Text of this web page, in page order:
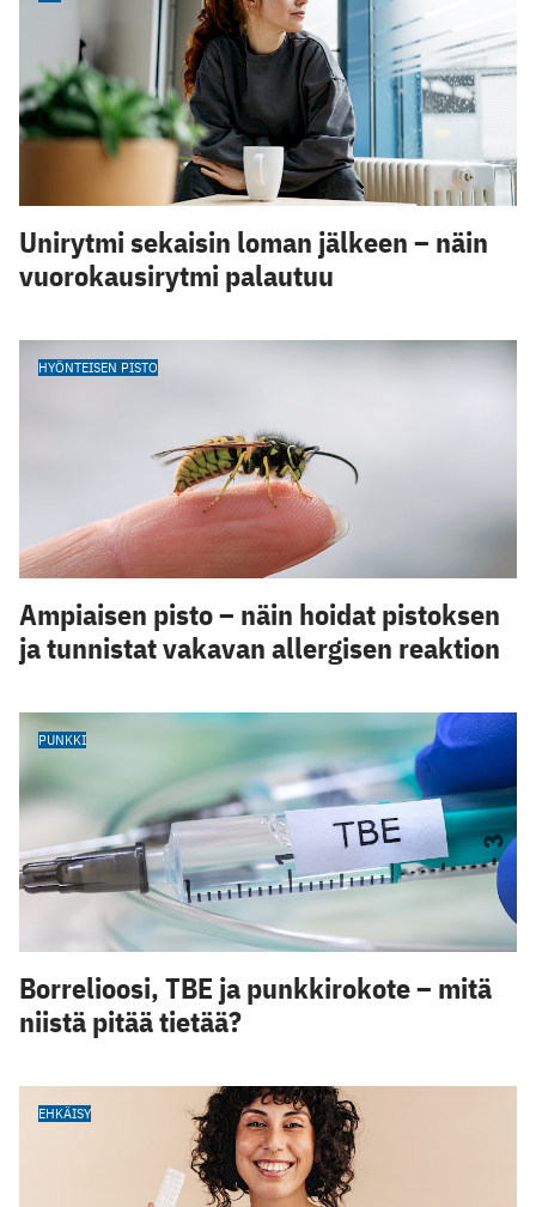
Unirytmi sekaisin loman jälkeen – näin
vuorokausirytmi palautuu
HYÖNTEISEN PISTO
Ampiaisen pisto – näin hoidat pistoksen
ja tunnistat vakavan allergisen reaktion
PUNKKI
Borrelioosi, TBE ja punkkirokote – mitä
niistä pitää tietää?
EHKÄISY